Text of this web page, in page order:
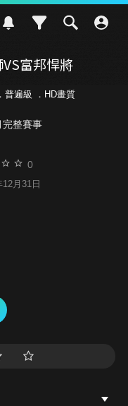
富邦悍將
普遍級 ．HD畫質
完整賽事
0
月31日